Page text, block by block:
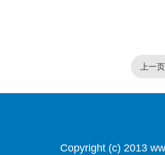
上一页
Copyright (c) 2013